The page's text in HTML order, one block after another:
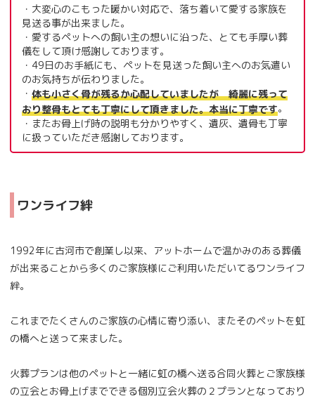
・大変心のこもった暖かい対応で、落ち着いて愛する家族を
見送る事が出来ました。
・愛するペットへの飼い主の想いに沿った、とても手厚い葬
儀をして頂け感謝しております。
・49日のお手紙にも、ペットを見送った飼い主へのお気遣い
のお気持ちが伝わりました。
・ 体も小さく骨が残るか心配していましたが 綺麗に残って
おり整骨もとても丁寧にして頂きました。本当に丁寧です。
・またお骨上げ時の説明も分かりやすく、遺灰、遺骨も丁寧
に扱っていただき感謝しております。
ワンライフ絆
1992年に古河市で創業し以来、アットホームで温かみのある葬儀
が出来ることから多くのご家族様にご利用いただいてるワンライフ
絆。
これまでたくさんのご家族の心情に寄り添い、またそのペットを虹
の橋へと送って来ました。
火葬プランは他のペットと一緒に虹の橋へ送る合同火葬とご家族様
の立会とお骨上げまでできる個別立会火葬の２プランとなっており